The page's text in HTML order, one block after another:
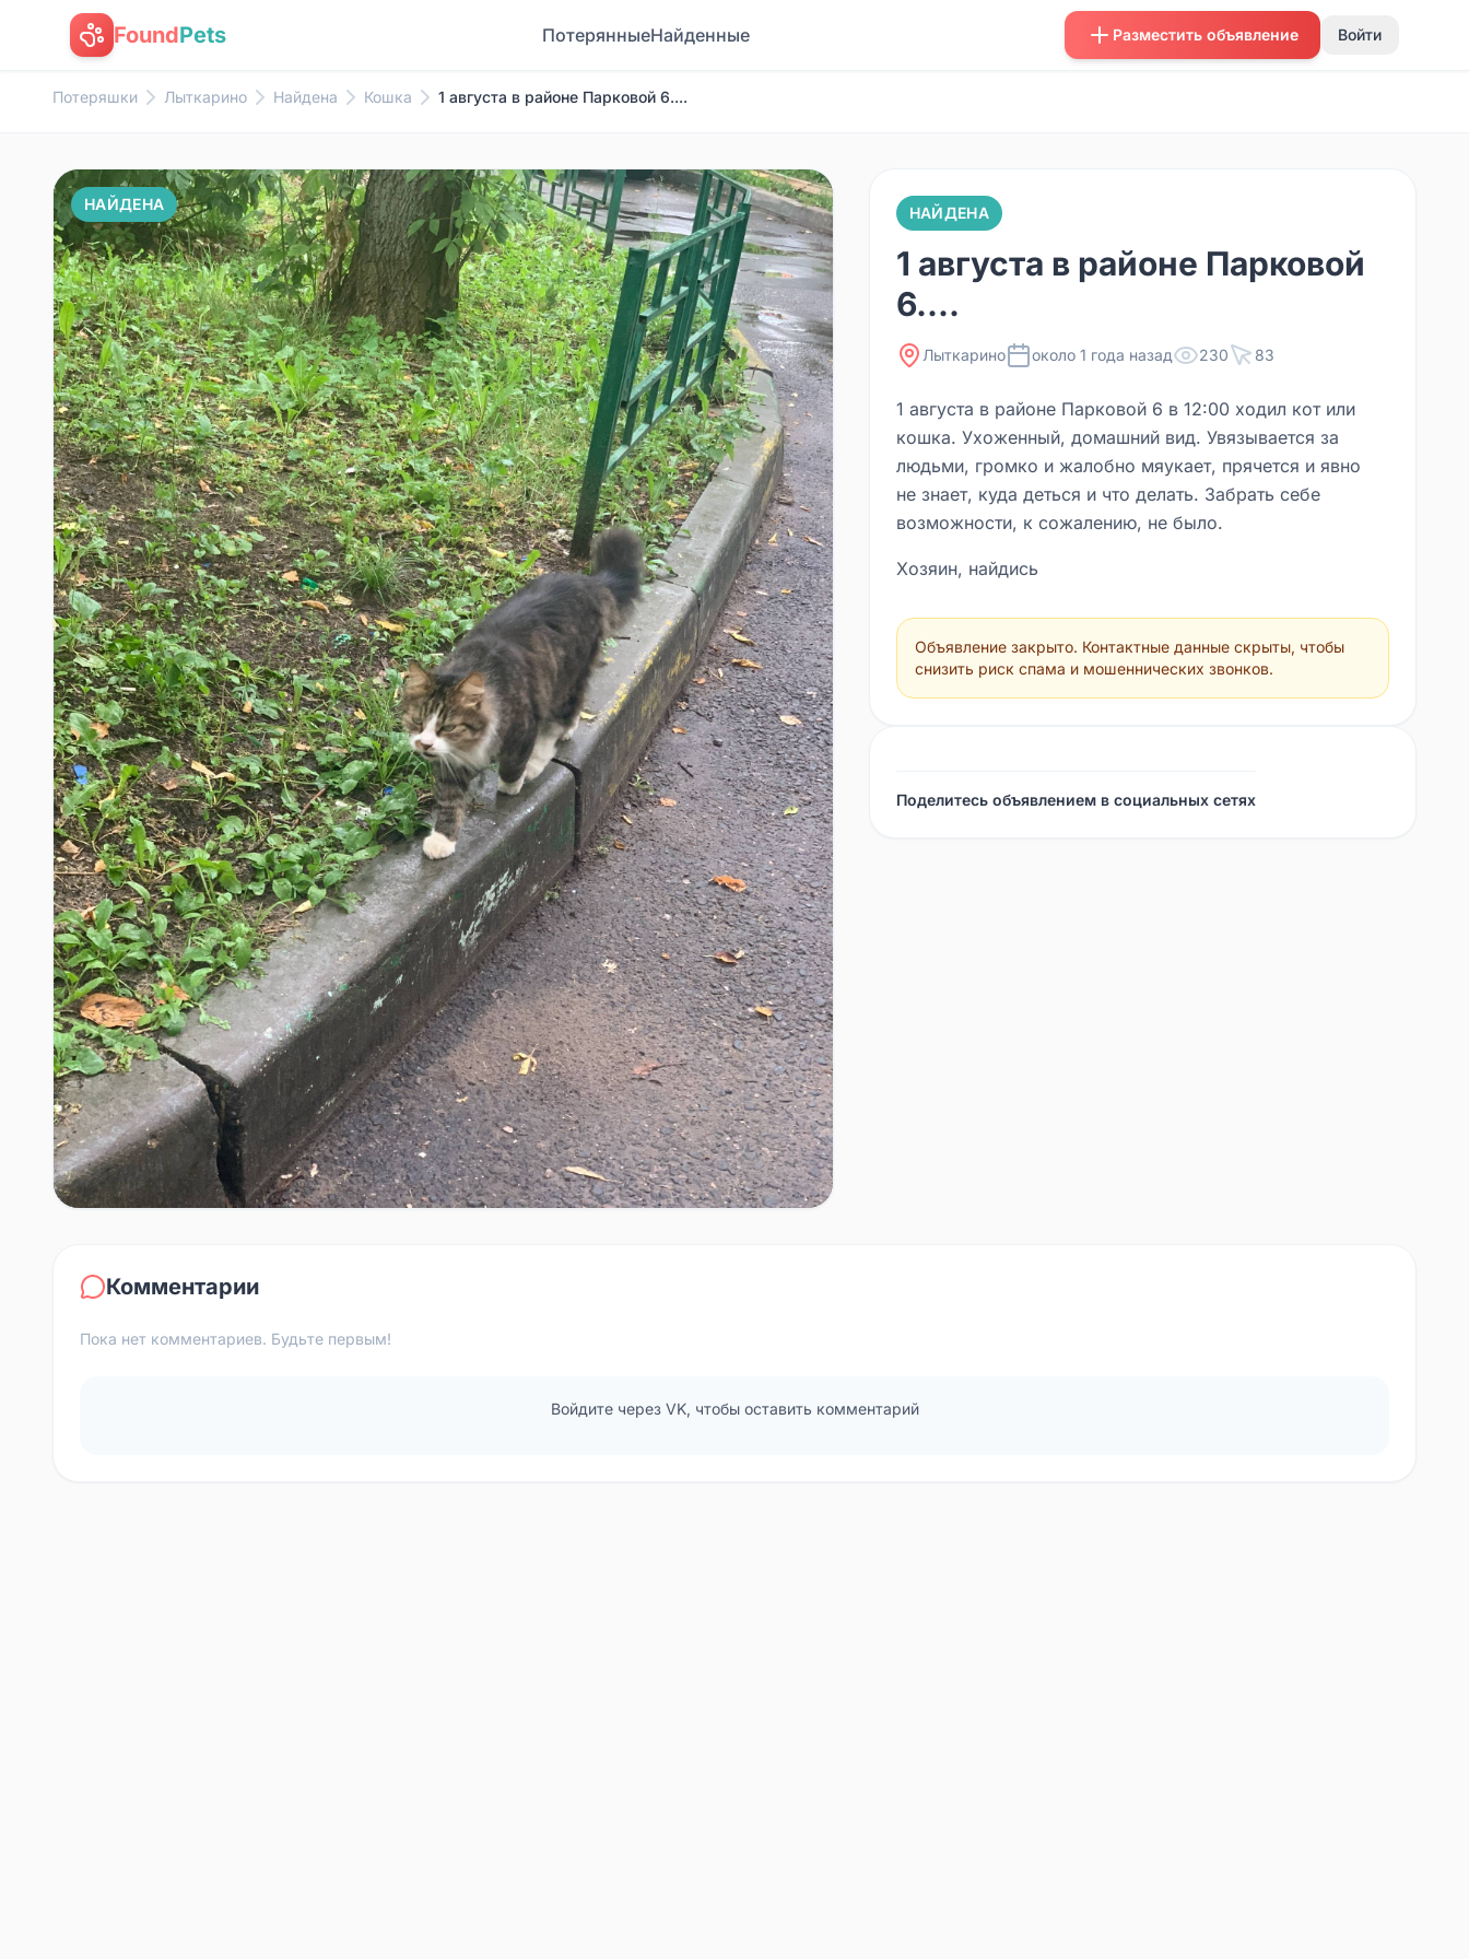
FoundPets ПотерянныеНайденные Разместить объявление Войти
Потеряшки Лыткарино Найдена Кошка 1 августа в районе Парковой 6....
НАЙДЕНА НАЙДЕНА
1 августа в районе Парковой
6....
Лыткарино около 1 года назад 230 83
1 августа в районе Парковой 6 в 12:00 ходил кот или
кошка. Ухоженный, домашний вид. Увязывается за
людьми, громко и жалобно мяукает, прячется и явно
не знает, куда деться и что делать. Забрать себе
возможности, к сожалению, не было.
Хозяин, найдись
Объявление закрыто. Контактные данные скрыты, чтобы
снизить риск спама и мошеннических звонков.
Поделитесь объявлением в социальных сетях
Комментарии
Пока нет комментариев. Будьте первым!
Войдите через VK, чтобы оставить комментарий